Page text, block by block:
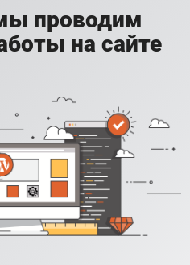
проводим
на сайте